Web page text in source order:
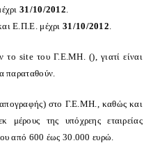
31/10/2012.
Ε.Π.Ε. μέχρι 31/10/2012.
το site του Γ.Ε.ΜΗ. (), γιατί είναι
παραταθούν.
στο Γ.Ε.ΜΗ., καθώς και
της υπόχρεης εταιρείας
από 600 έως 30.000 ευρώ.